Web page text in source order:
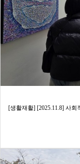
[생활재활] [2025.11.8] 사회